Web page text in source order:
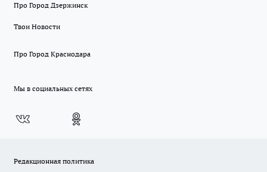
Про Город Дзержинск
Твои Новости
Про Город Краснодара
Мы в социальных сетях
Редакционная политика